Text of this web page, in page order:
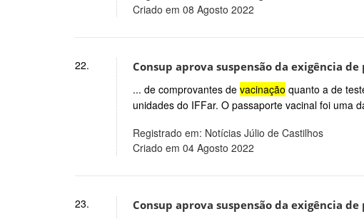
Criado em 08 Agosto 2022
Consup aprova suspensão da exigência
... de comprovantes de vacinação quanto a de
unidades do IFFar. O passaporte vacinal foi uma
Registrado em: Notícias Júlio de Castilhos
Criado em 04 Agosto 2022
22.
Consup aprova suspensão da exigência
23.